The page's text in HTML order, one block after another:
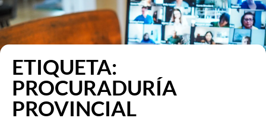
ETIQUETA:
PROCURADURÍA
PROVINCIAL